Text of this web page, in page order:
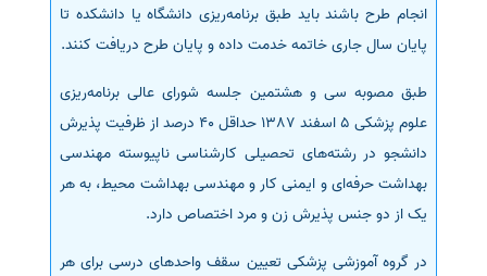
انجام طرح باشند باید طبق برنامه‌ریزی دانشگاه یا دانشکده تا
پایان سال جاری خاتمه خدمت داده و پایان طرح دریافت کنند.
طبق مصوبه سی و هشتمین جلسه شورای عالی برنامه‌ریزی
علوم پزشکی 5 اسفند 1387 حداقل 40 درصد از ظرفیت پذیرش
دانشجو در رشته‌های تحصیلی کارشناسی ناپیوسته مهندسی
بهداشت حرفه‌ای و ایمنی کار و مهندسی بهداشت محیط، به هر
یک از دو جنس پذیرش زن و مرد اختصاص دارد.
در گروه آموزشی پزشکی تعیین سقف واحدهای درسی برای هر